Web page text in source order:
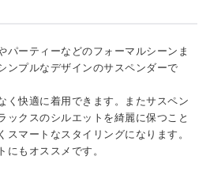
パーティーなどのフォーマルシーンま
ンプルなデザインのサスペンダーで
く快適に着用できます。またサスペン
ックスのシルエットを綺麗に保つこと
マートなスタイリングになります。
にもオススメです。